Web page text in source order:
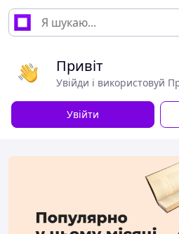
Привіт
Увійди і використовуй
Увійти